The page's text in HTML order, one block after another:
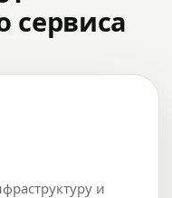
сервиса
и